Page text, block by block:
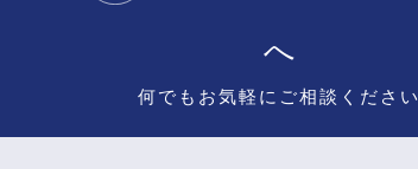
へ
何でもお気軽にご相談ください